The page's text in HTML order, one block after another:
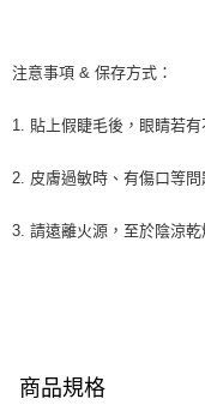
注意事項 & 保存方式：
1. 貼上假睫毛後，眼睛若
2. 皮膚過敏時、有傷口等問
3. 請遠離火源，至於陰涼
商品規格